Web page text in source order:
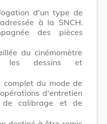
d'un type de
à la SNCH.
des pièces
du cinémomètre
les dessins et
complet du mode de
d'entretien
de calibrage et de